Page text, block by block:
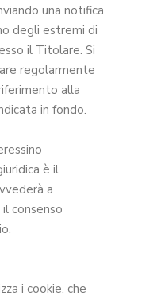
una notifica
degli estremi di
il Titolare. Si
regolarmente
alla
in fondo.
è il
a
consenso
i cookie, che